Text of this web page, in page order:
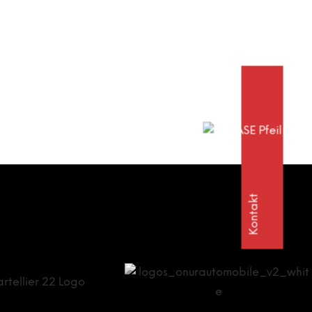
Kontakt